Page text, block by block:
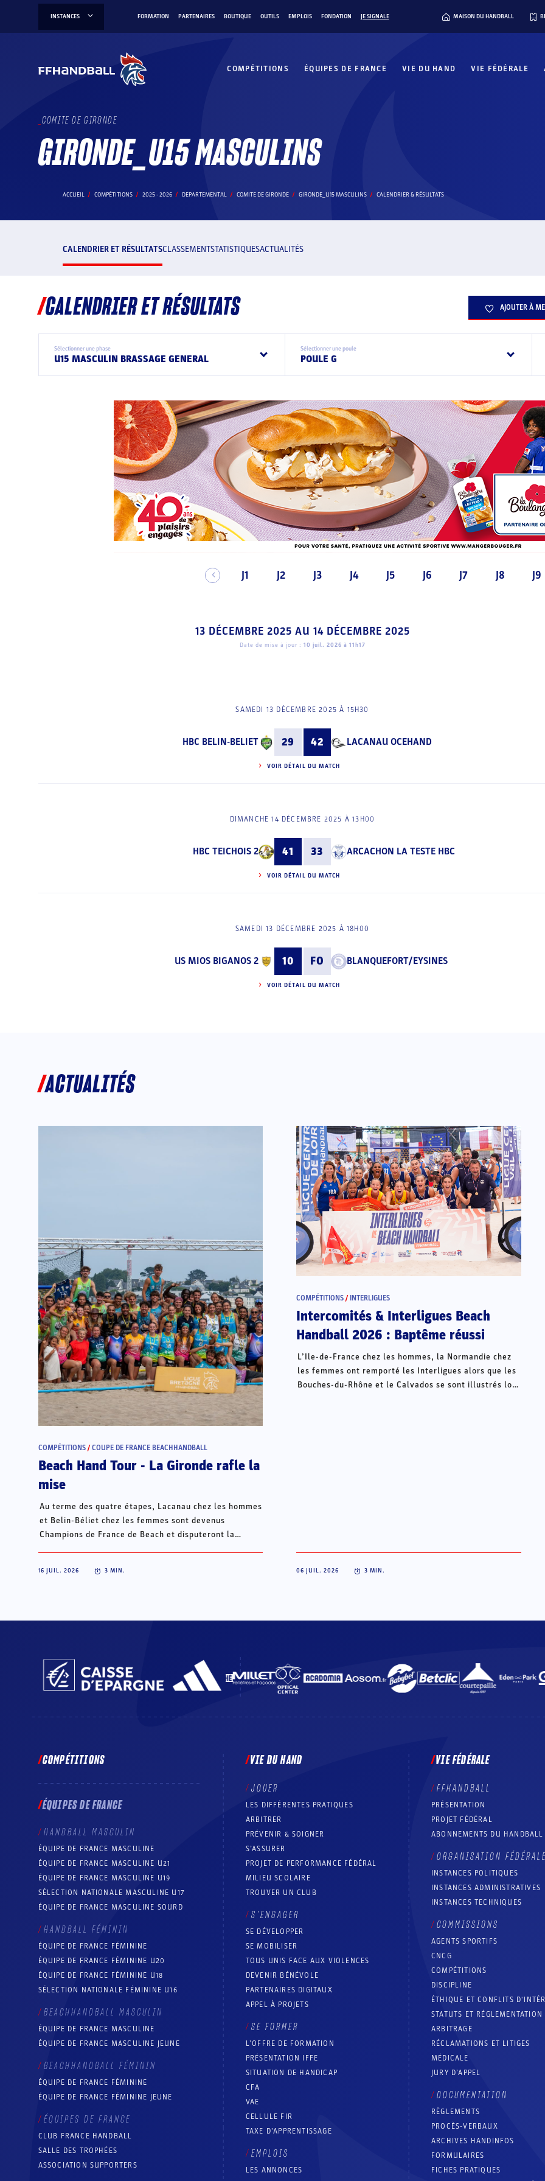
INSTANCES FORMATION PARTENAIRES BOUTIQUE OUTILS EMPLOIS FONDATION JE SIGNALE MAISON DU HANDBALL
COMPÉTITIONS ÉQUIPES DE FRANCE VIE DU HAND VIE FÉDÉRALE
COMITE DE GIRONDE
GIRONDE_U15 MASCULINS
ACCUEIL COMPÉTITIONS 2025 - 2026 DEPARTEMENTAL COMITE DE GIRONDE GIRONDE_U15 MASCULINS CALENDRIER & RÉSULTATS
CALENDRIER ET RÉSULTATSCLASSEMENTSTATISTIQUESACTUALITÉS
CALENDRIER ET RÉSULTATS AJOUTER À
Sélectionner une phase
U15 MASCULIN BRASSAGE GENERAL
Sélectionner une poule
POULE G
J1 J2 J3 J4 J5 J6 J7 J8 J9
13 DÉCEMBRE 2025 AU 14 DÉCEMBRE 2025
Date de mise à jour : 10 juil. 2026 à 11h17
SAMEDI 13 DÉCEMBRE 2025 À 15H30
HBC BELIN-BELIET 29 42 LACANAU OCEHAND
VOIR DÉTAIL DU MATCH
DIMANCHE 14 DÉCEMBRE 2025 À 13H00
HBC TEICHOIS 2 41 33 ARCACHON LA TESTE HBC
VOIR DÉTAIL DU MATCH
SAMEDI 13 DÉCEMBRE 2025 À 18H00
US MIOS BIGANOS 2 10 FO BLANQUEFORT/EYSINES
VOIR DÉTAIL DU MATCH
ACTUALITÉS
COMPÉTITIONS /COUPE DE FRANCE BEACHHANDBALL
Beach Hand Tour - La Gironde rafle la
mise
Au terme des quatre étapes, Lacanau chez les hommes
et Belin-Béliet chez les femmes sont devenus
Champions de France de Beach et disputeront la
16 JUIL. 2026 3 MIN.
COMPÉTITIONS / INTERLIGUES
Intercomités & Interligues Beach
Handball 2026 : Baptême réussi
L’Ile-de-France chez les hommes, la Normandie chez
les femmes ont remporté les Interligues alors que les
Bouches-du-Rhône et le Calvados se sont illustrés lors
06 JUIL. 2026 3 MIN.
COMPÉTITIONS
ÉQUIPES DE FRANCE
HANDBALL MASCULIN
ÉQUIPE DE FRANCE MASCULINE
ÉQUIPE DE FRANCE MASCULINE U21
ÉQUIPE DE FRANCE MASCULINE U19
SÉLECTION NATIONALE MASCULINE U17
ÉQUIPE DE FRANCE MASCULINE SOURD
HANDBALL FÉMININ
ÉQUIPE DE FRANCE FÉMININE
ÉQUIPE DE FRANCE FÉMININE U20
ÉQUIPE DE FRANCE FÉMININE U18
SÉLECTION NATIONALE FÉMININE U16
BEACHHANDBALL MASCULIN
ÉQUIPE DE FRANCE MASCULINE
ÉQUIPE DE FRANCE MASCULINE JEUNE
BEACHHANDBALL FÉMININ
ÉQUIPE DE FRANCE FÉMININE
ÉQUIPE DE FRANCE FÉMININE JEUNE
ÉQUIPES DE FRANCE
CLUB FRANCE HANDBALL
SALLE DES TROPHÉES
ASSOCIATION SUPPORTERS
VIE DU HAND
JOUER
LES DIFFÉRENTES PRATIQUES
ARBITRER
PRÉVENIR & SOIGNER
S’ASSURER
PROJET DE PERFORMANCE FÉDÉRAL
MILIEU SCOLAIRE
TROUVER UN CLUB
S’ENGAGER
SE DÉVELOPPER
SE MOBILISER
TOUS UNIS FACE AUX VIOLENCES
DEVENIR BÉNÉVOLE
PARTENAIRES DIGITAUX
APPEL À PROJETS
SE FORMER
L’OFFRE DE FORMATION
PRÉSENTATION IFFE
SITUATION DE HANDICAP
CFA
VAE
CELLULE FIR
TAXE D’APPRENTISSAGE
EMPLOIS
LES ANNONCES
VIE FÉDÉRALE
FFHANDBALL
PRÉSENTATION
PROJET FÉDÉRAL
ABONNEMENTS DU HANDBALL
ORGANISATION FÉDÉRALE
INSTANCES POLITIQUES
INSTANCES ADMINISTRATIVES
INSTANCES TECHNIQUES
COMMISSIONS
AGENTS SPORTIFS
CNCG
COMPÉTITIONS
DISCIPLINE
ÉTHIQUE ET CONFLITS
STATUTS ET RÉGLEMENTATION
ARBITRAGE
RÉCLAMATIONS ET LITIGES
MÉDICALE
JURY D’APPEL
DOCUMENTATION
RÈGLEMENTS
PROCÈS-VERBAUX
ARCHIVES HANDINFOS
FORMULAIRES
FICHES PRATIQUES